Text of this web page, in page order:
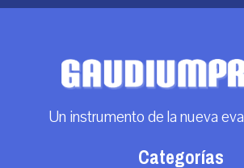
Un instrumento de la nueva
Categorías